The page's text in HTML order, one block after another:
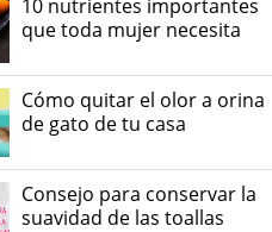
10 nutrientes importantes
que toda mujer necesita
Cómo quitar el olor a orina
de gato de tu casa
Consejo para conservar la
suavidad de las toallas